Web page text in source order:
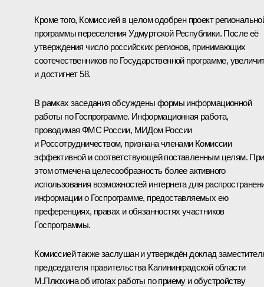
Кроме того, Комиссией в целом одобрен проект
программы переселения Удмуртской Республики. После её
утверждения число российских регионов, принимающих
соотечественников по Государственной программе,
и достигнет 58.
В рамках заседания обсуждены формы информационной
работы по Госпрограмме. Информационная работа,
проводимая ФМС России, МИДом России
и Россотрудничеством, признана членами Комиссии
эффективной и соответствующей поставленным целям. При
этом отмечена целесообразность более активного
использования возможностей интернета для
информации о Госпрограмме, предоставляемых ею
преференциях, правах и обязанностях участников
Госпрограммы.
Комиссией также заслушан и утверждён доклад
председателя правительства Калининградской области
М.Плюхина об итогах работы по приему и обустройству